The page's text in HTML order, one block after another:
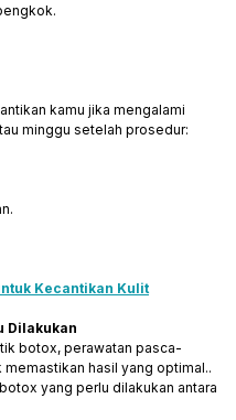
kamu jika mengalami
minggu setelah prosedur:
Kecantikan Kulit
Dilakukan
botox, perawatan pasca-
hasil yang optimal..
yang perlu dilakukan antara